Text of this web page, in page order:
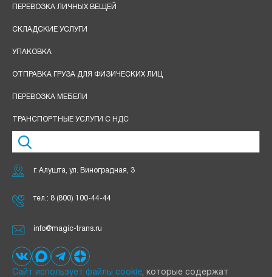
ПЕРЕВОЗКА ЛИЧНЫХ ВЕЩЕЙ
СКЛАДСКИЕ УСЛУГИ
УПАКОВКА
ОТПРАВКА ГРУЗА ДЛЯ ФИЗИЧЕСКИХ ЛИЦ
ПЕРЕВОЗКА МЕБЕЛИ
ТРАНСПОРТНЫЕ УСЛУГИ С НДС
г. Алушта, ул. Виноградная, 3
тел.: 8 (800) 100-44-44
info@magic-trans.ru
Сайт использует файлы cookie, которые содержат